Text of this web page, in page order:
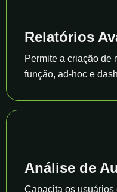
Relatórios
Permite a criação de
função, ad-hoc e
Análise de
Capacita os